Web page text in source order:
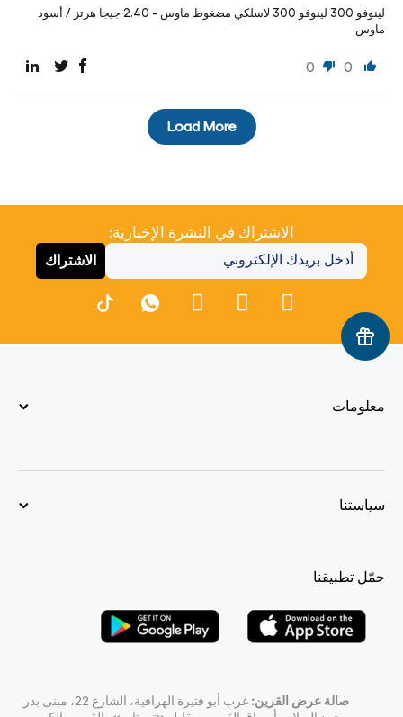
لينوفو 300 لينوفو 300 لاسلكي مضغوط ماوس - 2.40 جيجا هرتز / أسود
ماوس
0
0
Load More
الاشتراك في النشرة الإخبارية:
الاشتراك
معلومات
سياستنا
حمّل تطبيقنا
صالة عرض القرين:
غرب أبو فتيرة الهرافية، الشارع 22، مبنى بدر